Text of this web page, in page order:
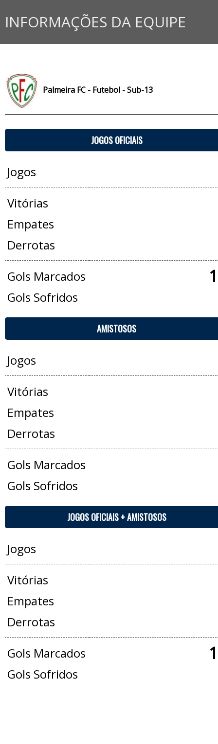
INFORMAÇÕES DA EQUIPE
Palmeira FC - Futebol - Sub-13
JOGOS OFICIAIS
Jogos
Vitórias
Empates
Derrotas
Gols Marcados
Gols Sofridos
AMISTOSOS
Jogos
Vitórias
Empates
Derrotas
Gols Marcados
Gols Sofridos
JOGOS OFICIAIS + AMISTOSOS
Jogos
Vitórias
Empates
Derrotas
Gols Marcados
Gols Sofridos